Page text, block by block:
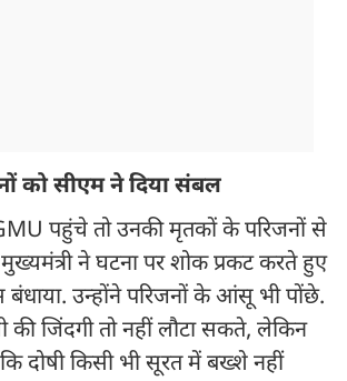
को सीएम ने दिया संबल
पहुंचे तो उनकी मृतकों के परिजनों से
ने घटना पर शोक प्रकट करते हुए
बंधाया. उन्होंने परिजनों के आंसू भी पोंछे.
की जिंदगी तो नहीं लौटा सकते, लेकिन
कि दोषी किसी भी सूरत में बख्शे नहीं